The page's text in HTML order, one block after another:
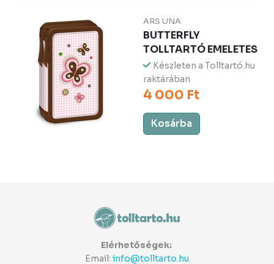
ARS UNA
BUTTERFLY
TOLLTARTÓ EMELETES
Készleten a Tolltartó.hu
raktárában
4 000 Ft
Kosárba
Elérhetőségek:
Email: info@tolltarto.hu